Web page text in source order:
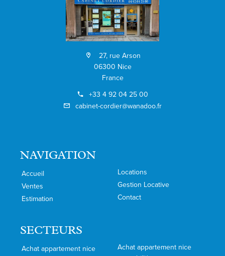
27, rue Arson
06300 Nice
France
+33 4 92 04 25 00
cabinet-cordier@wanadoo.fr
NAVIGATION
Accueil
Ventes
Estimation
Locations
Gestion Locative
Contact
SECTEURS
Achat appartement nice
Achat appartement nice